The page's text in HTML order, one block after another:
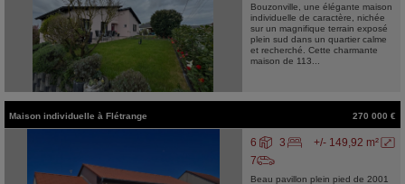
Bouzonville, une élégante maison
individuelle de caractère, nichée
sur un magnifique terrain exposé
plein sud dans un quartier calme
et recherché. Cette charmante
maison de 113...
Maison individuelle à Flétrange 270 000 €
+/- 149,92 m²
6
3
7
Beau pavillon plein pied de 2001